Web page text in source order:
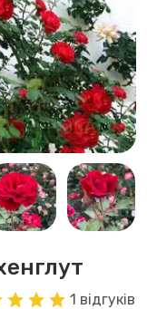
1 відгуків